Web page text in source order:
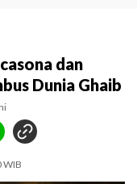
dan
Dunia Ghaib
WIB